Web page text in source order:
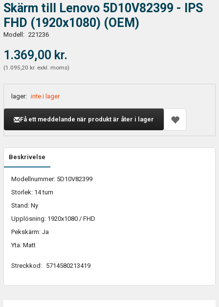
Skärm till Lenovo 5D10V82399 - IPS
FHD (1920x1080) (OEM)
Modell: 221236
1.369,00 kr.
(1.095,20 kr. exkl. moms)
lager: inte i lager
Få ett meddelande när produkt är åter i lager
Beskrivelse
Modellnummer: 5D10V82399
Storlek: 14 tum
Stand: Ny
Upplösning: 1920x1080 / FHD
Pekskärm: Ja
Yta: Matt
Streckkod: 5714580213419